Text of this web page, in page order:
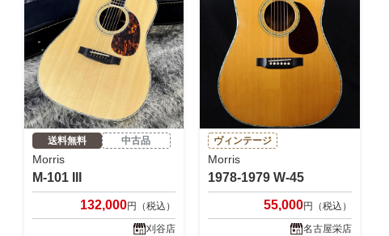
送料無料 中古品
Morris
M-101 III
132,000円（税込）
刈谷店
ヴィンテージ
Morris
1978-1979 W-45
55,000円（税込）
名古屋栄店